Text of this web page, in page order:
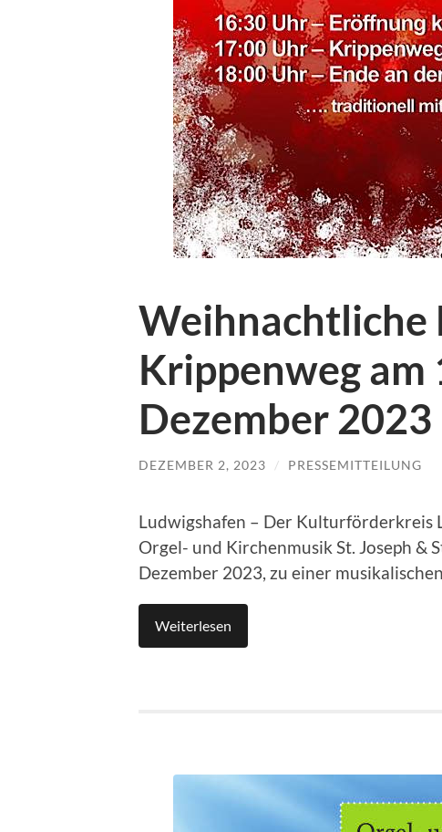
Weihnachtliche
Krippenweg am
Dezember
DEZEMBER 2, 2023 / PRESSEMITTEILUNG
Ludwigshafen – Der Kulturförderkreis
Orgel- und Kirchenmusik St. Joseph &
Dezember 2023, zu einer
Weiterlesen